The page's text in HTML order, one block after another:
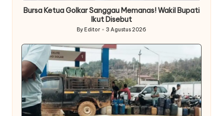
Bursa Ketua Golkar Sanggau Memanas! Wakil Bupati
Ikut Disebut
Posted
by
By Editor 3 Agustus 2026